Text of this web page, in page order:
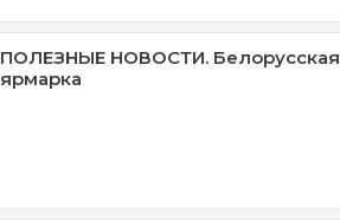
ПОЛЕЗНЫЕ НОВОСТИ. Белорусская
ярмарка